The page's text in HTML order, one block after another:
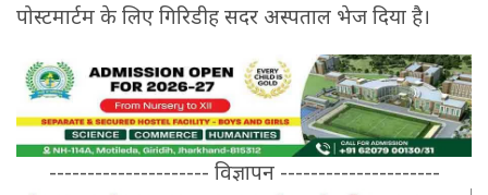
पोस्टमार्टम के लिए गिरिडीह सदर अस्पताल भेज दिया है।
--------------------- विज्ञापन ---------------------